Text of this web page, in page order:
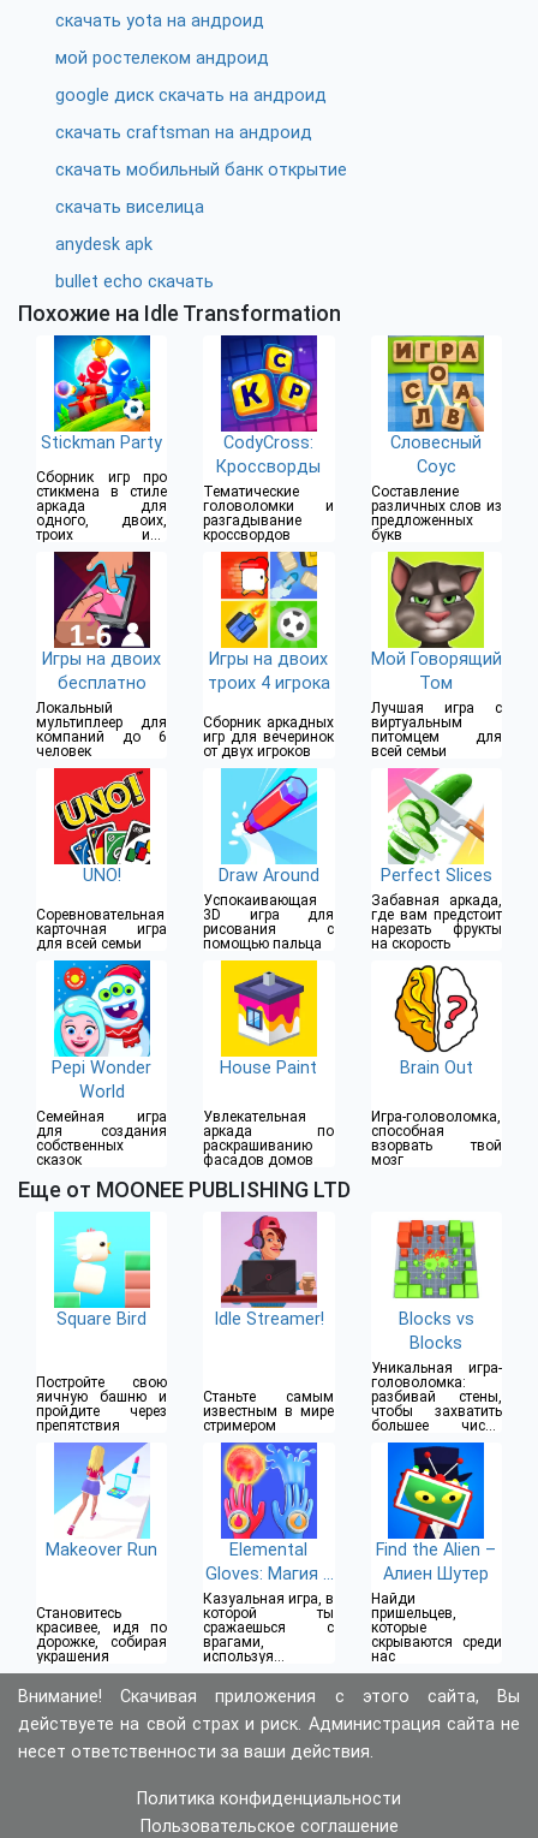
скачать yota на андроид
мой ростелеком андроид
google диск скачать на андроид
скачать craftsman на андроид
скачать мобильный банк открытие
скачать виселица
anydesk apk
bullet echo скачать
Похожие на Idle Transformation
Stickman Party
Сборник игр про
стикмена в стиле
аркада для
одного, двоих,
троих или
четверых игроков
CodyCross:
Кроссворды
Тематические
головоломки и
разгадывание
кроссвордов
Словесный
Соус
Составление
различных слов из
предложенных
букв
Игры на двоих
бесплатно
Локальный
мультиплеер для
компаний до 6
человек
Игры на двоих
троих 4 игрока
Сборник аркадных
игр для вечеринок
от двух игроков
Мой Говорящий
Том
Лучшая игра с
виртуальным
питомцем для
всей семьи
UNO!
Соревновательная
карточная игра
для всей семьи
Draw Around
Успокаивающая
3D игра для
рисования с
помощью пальца
Perfect Slices
Забавная аркада,
где вам предстоит
нарезать фрукты
на скорость
Pepi Wonder
World
Семейная игра
для создания
собственных
сказок
House Paint
Увлекательная
аркада по
раскрашиванию
фасадов домов
Brain Out
Игра-головоломка,
способная
взорвать твой
мозг
Еще от MOONEE PUBLISHING LTD
Square Bird
Постройте свою
яичную башню и
пройдите через
препятствия
Idle Streamer!
Станьте самым
известным в мире
стримером
Blocks vs
Blocks
Уникальная игра-
головоломка:
разбивай стены,
чтобы захватить
большее число
клеток
Makeover Run
Становитесь
красивее, идя по
дорожке, собирая
украшения
Elemental
Gloves: Магия и
Сила
Казуальная игра, в
которой ты
сражаешься с
врагами,
используя
суперсилу
перчаток
Find the Alien –
Алиен Шутер
Найди
пришельцев,
которые
скрываются среди
нас
Внимание! Скачивая приложения с этого сайта, Вы
действуете на свой страх и риск. Администрация сайта не
несет ответственности за ваши действия.
Политика конфиденциальности
Пользовательское соглашение